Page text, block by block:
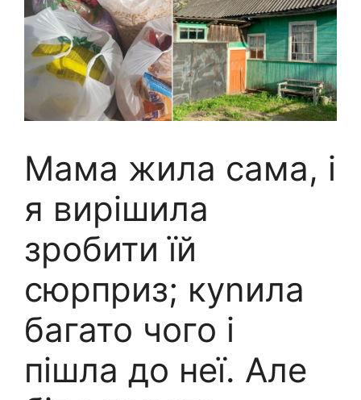
Мама жила сама, і
я вирішила
зробити їй
сюрприз; куnила
багато чого і
пішла до неї. Але